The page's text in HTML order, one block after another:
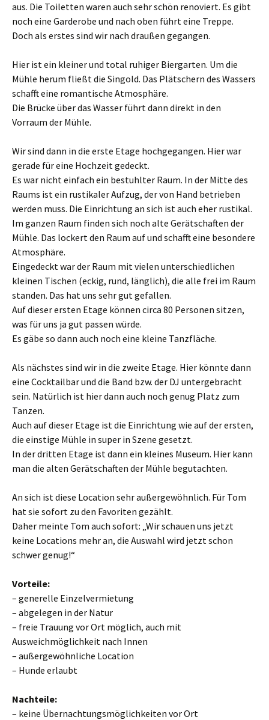
aus. Die Toiletten waren auch sehr schön renoviert. Es gibt
noch eine Garderobe und nach oben führt eine Treppe.
Doch als erstes sind wir nach draußen gegangen.
Hier ist ein kleiner und total ruhiger Biergarten. Um die
Mühle herum fließt die Singold. Das Plätschern des Wassers
schafft eine romantische Atmosphäre.
Die Brücke über das Wasser führt dann direkt in den
Vorraum der Mühle.
Wir sind dann in die erste Etage hochgegangen. Hier war
gerade für eine Hochzeit gedeckt.
Es war nicht einfach ein bestuhlter Raum. In der Mitte des
Raums ist ein rustikaler Aufzug, der von Hand betrieben
werden muss. Die Einrichtung an sich ist auch eher rustikal.
Im ganzen Raum finden sich noch alte Gerätschaften der
Mühle. Das lockert den Raum auf und schafft eine besondere
Atmosphäre.
Eingedeckt war der Raum mit vielen unterschiedlichen
kleinen Tischen (eckig, rund, länglich), die alle frei im Raum
standen. Das hat uns sehr gut gefallen.
Auf dieser ersten Etage können circa 80 Personen sitzen,
was für uns ja gut passen würde.
Es gäbe so dann auch noch eine kleine Tanzfläche.
Als nächstes sind wir in die zweite Etage. Hier könnte dann
eine Cocktailbar und die Band bzw. der DJ untergebracht
sein. Natürlich ist hier dann auch noch genug Platz zum
Tanzen.
Auch auf dieser Etage ist die Einrichtung wie auf der ersten,
die einstige Mühle in super in Szene gesetzt.
In der dritten Etage ist dann ein kleines Museum. Hier kann
man die alten Gerätschaften der Mühle begutachten.
An sich ist diese Location sehr außergewöhnlich. Für Tom
hat sie sofort zu den Favoriten gezählt.
Daher meinte Tom auch sofort: „Wir schauen uns jetzt
keine Locations mehr an, die Auswahl wird jetzt schon
schwer genug!“
Vorteile:
– generelle Einzelvermietung
– abgelegen in der Natur
– freie Trauung vor Ort möglich, auch mit
Ausweichmöglichkeit nach Innen
– außergewöhnliche Location
– Hunde erlaubt
Nachteile:
– keine Übernachtungsmöglichkeiten vor Ort